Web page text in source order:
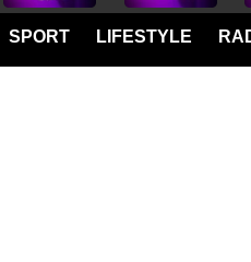
SPORT LIFESTYLE